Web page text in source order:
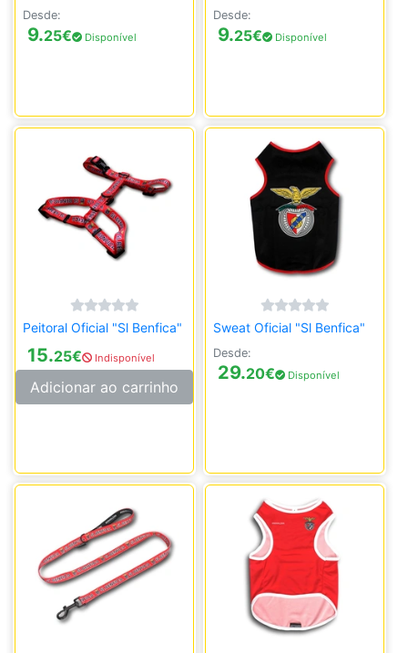
Desde:
9.25€ Disponível
Desde:
9.25€ Disponível
Peitoral Oficial "Sl Benfica"
15.25€ Indisponível
Adicionar ao carrinho
Sweat Oficial "Sl Benfica"
Desde:
29.20€ Disponível